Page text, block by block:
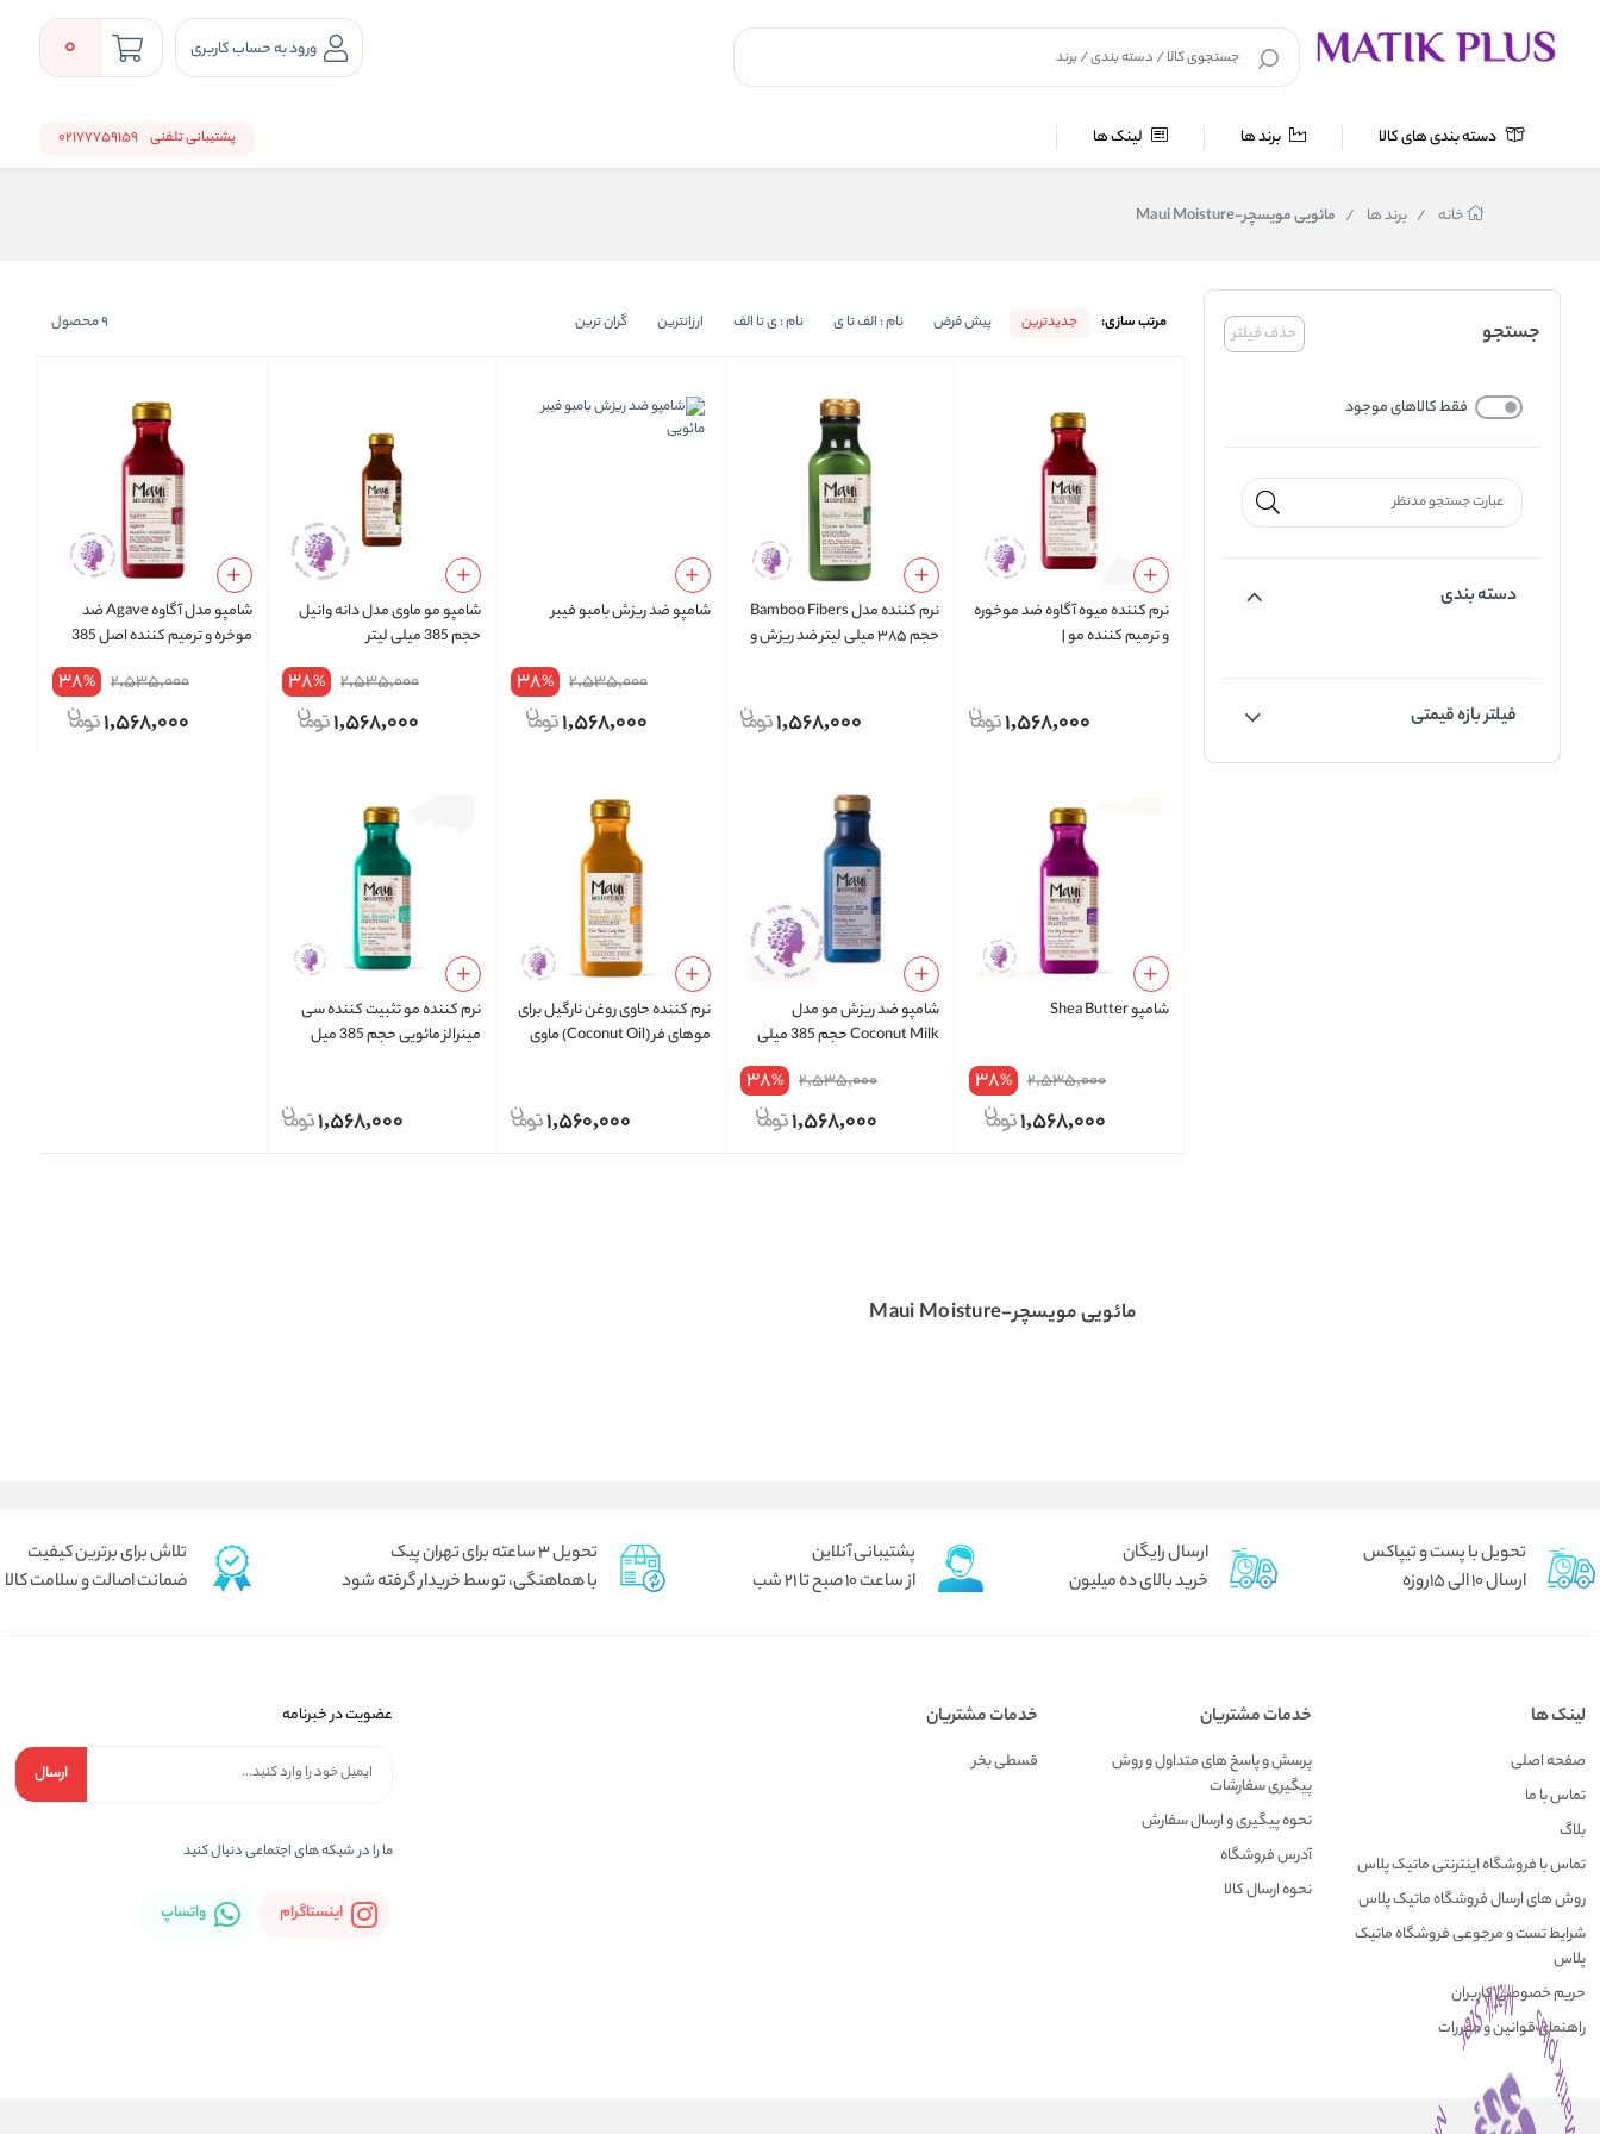
ورود به حساب کاربری 0
دسته بندی های کالا برند ها لینک ها پشتیبانی تلفنی 02177759159
خانه / برند ها / مائویی مویسچر-Maui Moisture
حذف فیلتر جستجو
فقط کالاهای موجود
دسته بندی
فیلتر بازه قیمتی
مرتب سازی: جدیدترین پیش فرض نام : الف تا ی نام : ی تا الف ارزانترین گران ترین 9محصول
نرم کننده میوه آگاوه ضد موخوره
و ترمیم کننده مو |
1,568,000
نرم کننده مدل Bamboo Fibers
حجم ۳۸۵ میلی لیتر ضد ریزش و
1,568,000
شامپو ضد ریزش بامبو فیبر
2,535,000
38%
1,568,000
شامپو مو ماوی مدل دانه وانیل
حجم 385 میلی لیتر
2,535,000
38%
1,568,000
شامپو مدل آگاوه Agave ضد
موخره و ترمیم کننده اصل 385
2,535,000
38%
1,568,000
شامپو Shea Butter
2,535,000
38%
1,568,000
شامپو ضد ریزش مو مدل
Coconut Milk حجم 385 میلی
2,535,000
38%
1,568,000
نرم کننده حاوی روغن نارگیل برای
موهای فر (Coconut Oil) ماوی
1,560,000
نرم کننده مو تثبیت کننده سی
مینرالز مائویی حجم 385 میل
Maui Moisture 385 ml
1,568,000
مائویی مویسچر-Maui Moisture
تحویل با پست و تیپاکس
ارسال 10 الی 15روزه
ارسال رایگان
خرید بالای ده میلیون
پشتیبانی آنلاین
از ساعت 10 صبح تا 21 شب
تحویل 3 ساعته برای تهران پیک
با هماهنگی، توسط خریدار گرفته شود
تلاش برای برترین کیفیت
ضمانت اصالت و سلامت کالا
لینک ها
صفحه اصلی
تماس با ما
بلاگ
تماس با فروشگاه اینترنتی ماتیک پلاس
روش های ارسال فروشگاه ماتیک پلاس
شرایط تست و مرجوعی فروشگاه ماتیک
پلاس
حریم خصوصی کاربران
راهنمای قوانین و مقررات
خدمات مشتریان
پرسش و پاسخ های متداول و روش
پیگیری سفارشات
نحوه پیگیری و ارسال سفارش
آدرس فروشگاه
نحوه ارسال کالا
خدمات مشتریان
قسطی بخر
عضویت در خبرنامه
ارسال
ما را در شبكه های اجتماعی دنبال کنید
اینستاگرام واتساپ